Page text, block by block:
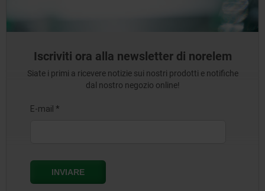
Iscriviti ora alla newsletter di norelem
Siate i primi a ricevere notizie sui nostri prodotti e notifiche
dal nostro negozio online!